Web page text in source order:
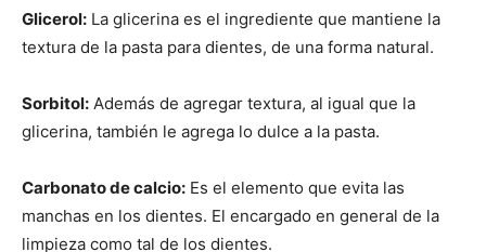
Glicerol: La glicerina es el ingrediente que mantiene la
textura de la pasta para dientes, de una forma natural.
Sorbitol: Además de agregar textura, al igual que la
glicerina, también le agrega lo dulce a la pasta.
Carbonato de calcio: Es el elemento que evita las
manchas en los dientes. El encargado en general de la
limpieza como tal de los dientes.